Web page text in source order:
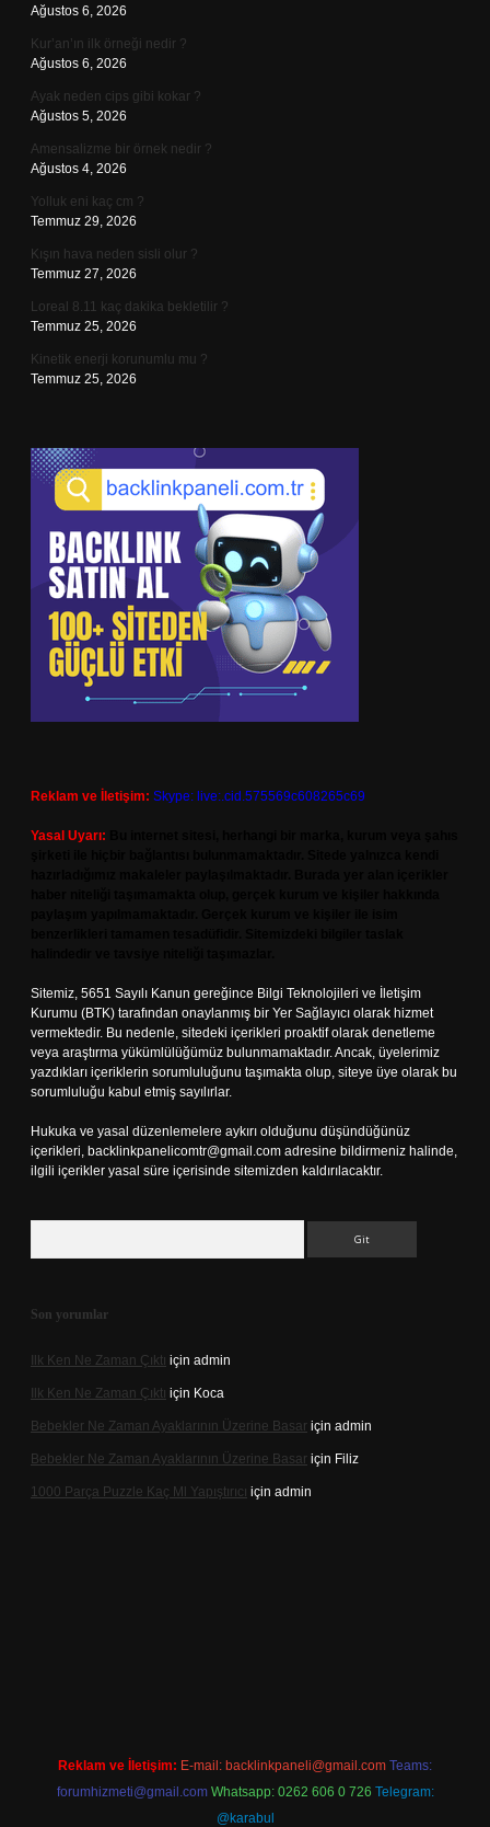
Ağustos 6, 2026
Kur’an’ın ilk örneği nedir ?
Ağustos 6, 2026
Ayak neden cips gibi kokar ?
Ağustos 5, 2026
Amensalizme bir örnek nedir ?
Ağustos 4, 2026
Yolluk eni kaç cm ?
Temmuz 29, 2026
Kışın hava neden sisli olur ?
Temmuz 27, 2026
Loreal 8.11 kaç dakika bekletilir ?
Temmuz 25, 2026
Kinetik enerji korunumlu mu ?
Temmuz 25, 2026
Reklam ve İletişim: Skype: live:.cid.575569c608265c69
Yasal Uyarı:
Sitemiz, 5651 Sayılı Kanun gereğince Bilgi Teknolojileri ve İletişim
Kurumu (BTK) tarafından onaylanmış bir Yer Sağlayıcı olarak hizmet
vermektedir. Bu nedenle, sitedeki içerikleri proaktif olarak denetleme
veya araştırma yükümlülüğümüz bulunmamaktadır. Ancak, üyelerimiz
yazdıkları içeriklerin sorumluluğunu taşımakta olup, siteye üye olarak bu
sorumluluğu kabul etmiş sayılırlar.
Hukuka ve yasal düzenlemelere aykırı olduğunu düşündüğünüz
içerikleri, backlinkpanelicomtr@gmail.com adresine bildirmeniz halinde,
ilgili içerikler yasal süre içerisinde sitemizden kaldırılacaktır.
Son yorumlar
Ilk Ken Ne Zaman Çıktı için admin
Ilk Ken Ne Zaman Çıktı için Koca
Bebekler Ne Zaman Ayaklarının Üzerine Basar için admin
Bebekler Ne Zaman Ayaklarının Üzerine Basar için Filiz
1000 Parça Puzzle Kaç Ml Yapıştırıcı için admin
Reklam ve İletişim: E-mail: backlinkpaneli@gmail.com Teams:
forumhizmeti@gmail.com Whatsapp: 0262 606 0 726 Telegram:
@karabul